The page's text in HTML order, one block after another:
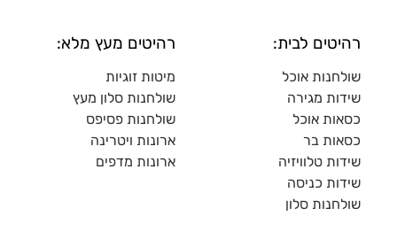
רהיטים לבית:
שולחנות אוכל
שידות מגירה
כסאות אוכל
כסאות בר
שידות טלוויזיה
שידות כניסה
שולחנות סלון
רהיטים מעץ מלא:
מיטות זוגיות
שולחנות סלון מעץ
שולחנות פסיפס
ארונות ויטרינה
ארונות מדפים